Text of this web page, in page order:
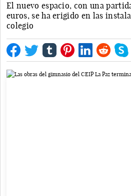
El nuevo espacio, con una
euros, se ha erigido en las
colegio